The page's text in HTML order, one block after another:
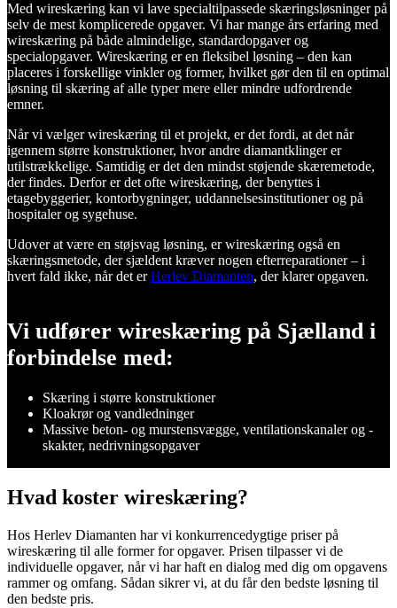
Med wireskæring kan vi lave specialtilpassede skæringsløsninger på
selv de mest komplicerede opgaver. Vi har mange års erfaring med
wireskæring på både almindelige, standardopgaver og
specialopgaver. Wireskæring er en fleksibel løsning – den kan
placeres i forskellige vinkler og former, hvilket gør den til en optimal
løsning til skæring af alle typer mere eller mindre udfordrende
emner.
Når vi vælger wireskæring til et projekt, er det fordi, at det når
igennem større konstruktioner, hvor andre diamantklinger er
utilstrækkelige. Samtidig er det den mindst støjende skæremetode,
der findes. Derfor er det ofte wireskæring, der benyttes i
etagebyggerier, kontorbygninger, uddannelsesinstitutioner og på
hospitaler og sygehuse.
Udover at være en støjsvag løsning, er wireskæring også en
skæringsmetode, der sjældent kræver nogen efterreparationer – i
hvert fald ikke, når det erHerlev Diamanten, der klarer opgaven.
Vi udfører wireskæring på Sjælland i
forbindelse med:
Skæring i større konstruktioner
Kloakrør og vandledninger
Massive beton- og murstensvægge, ventilationskanaler og -
skakter, nedrivningsopgaver
Hvad koster wireskæring?
Hos Herlev Diamanten har vi konkurrencedygtige priser på
wireskæring til alle former for opgaver. Prisen tilpasser vi de
individuelle opgaver, når vi har haft en dialog med dig om opgavens
rammer og omfang. Sådan sikrer vi, at du får den bedste løsning til
den bedste pris.